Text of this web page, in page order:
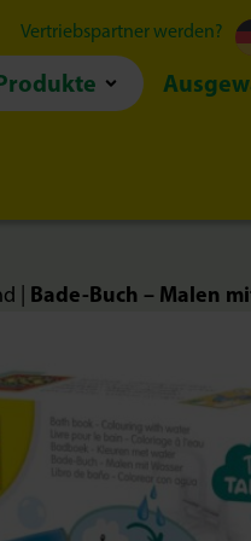
Vertriebspartner werden?
Bade-Buch – Malen